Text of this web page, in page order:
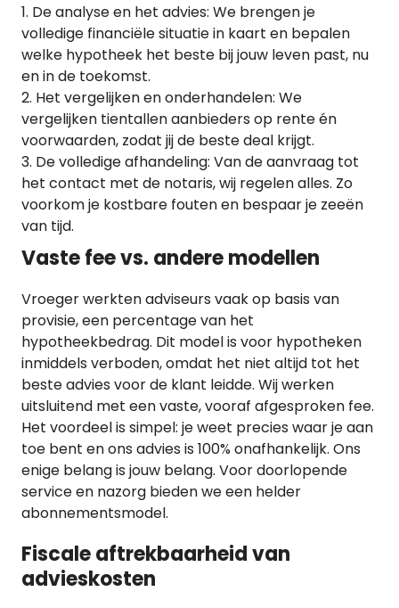
De analyse en het advies: We brengen je
volledige financiële situatie in kaart en bepalen
welke hypotheek het beste bij jouw leven past, nu
en in de toekomst.
Het vergelijken en onderhandelen: We
vergelijken tientallen aanbieders op rente én
voorwaarden, zodat jij de beste deal krijgt.
De volledige afhandeling: Van de aanvraag tot
het contact met de notaris, wij regelen alles. Zo
voorkom je kostbare fouten en bespaar je zeeën
van tijd.
Vaste fee vs. andere modellen
Vroeger werkten adviseurs vaak op basis van
provisie, een percentage van het
hypotheekbedrag. Dit model is voor hypotheken
inmiddels verboden, omdat het niet altijd tot het
beste advies voor de klant leidde. Wij werken
uitsluitend met een vaste, vooraf afgesproken fee.
Het voordeel is simpel: je weet precies waar je aan
toe bent en ons advies is 100% onafhankelijk. Ons
enige belang is jouw belang. Voor doorlopende
service en nazorg bieden we een helder
abonnementsmodel.
Fiscale aftrekbaarheid van
advieskosten